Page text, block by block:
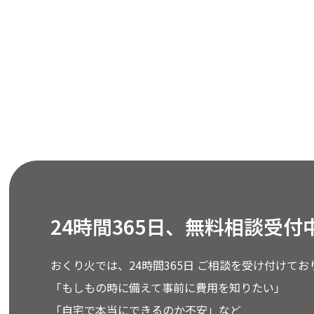
24時間365日、無料相談受付
おくり火では、24時間365日 ご相談を受け付けてお
「もしもの時に備えて事前に費用を知りたい」
「自宅で本当にできるのか不安」など